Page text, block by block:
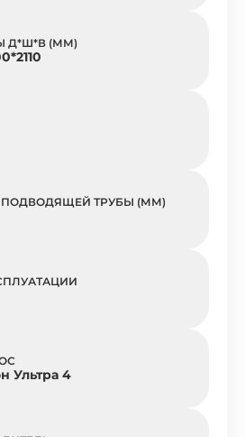
Д*Ш*В (ММ)
ПОДВОДЯЩЕЙ ТРУБЫ (ММ)
Ультра 4